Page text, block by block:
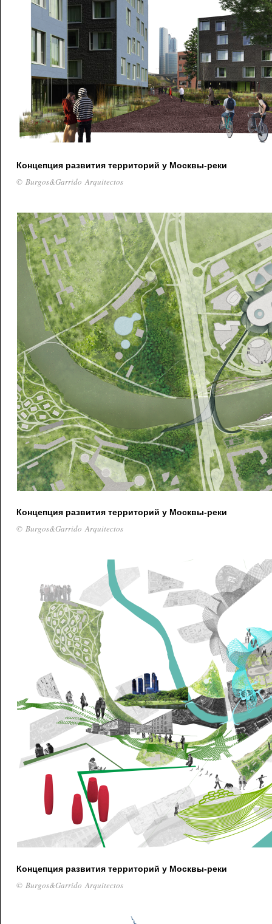
Концепция развития территорий у Москвы-реки
© Burgos&Garrido Arquitectos
Концепция развития территорий у Москвы-реки
© Burgos&Garrido Arquitectos
Концепция развития территорий у Москвы-реки
© Burgos&Garrido Arquitectos